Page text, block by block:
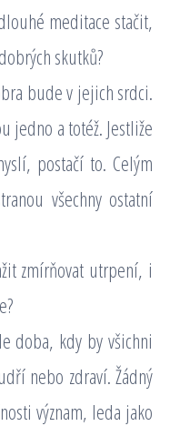
meditace stačit,
skutků?
bude v jejich srdci.
jedno a totéž. Jestliže
postačí to. Celým
všechny ostatní
zmírňovat utrpení, i
doba, kdy by všichni
nebo zdraví. Žádný
význam, leda jako